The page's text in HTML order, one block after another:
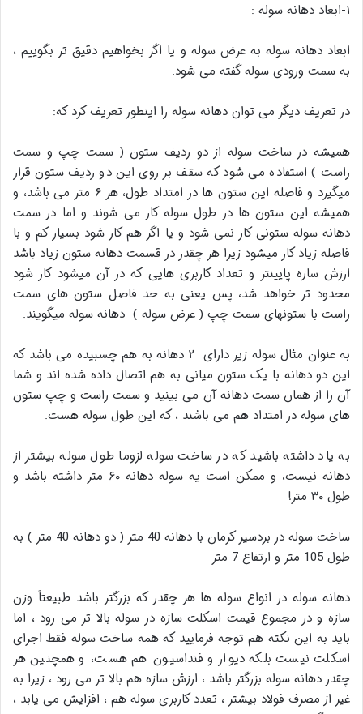
۱-ابعاد دهانه سوله :
ابعاد دهانه سوله به عرض سوله و یا اگر بخواهیم دقیق تر بگوییم ،
به سمت ورودی سوله گفته می شود.
در تعریف دیگر می توان دهانه سوله را اینطور تعریف کرد که:
همیشه در ساخت سوله از دو ردیف ستون ( سمت چپ و سمت
راست ) استفاده می شود که سقف بر روی این دو ردیف ستون قرار
میگیرد و فاصله این ستون ها در امتداد طول، هر ۶ متر می باشد، و
همیشه این ستون ها در طول سوله کار می شوند و اما در سمت
دهانه سوله ستونی کار نمی شود و یا اگر هم کار شود بسیار کم و با
فاصله زیاد کار میشود زیرا هر چقدر در قسمت دهانه ستون زیاد باشد
ارزش سازه پایینتر و تعداد کاربری هایی که در آن میشود کار شود
محدود تر خواهد شد، پس یعنی به حد فاصل ستون های سمت
راست با ستونهای سمت چپ ( عرض سوله ) دهانه سوله میگویند.
به عنوان مثال سوله زیر دارای ۲ دهانه به هم چسبیده می باشد که
این دو دهانه با یک ستون میانی به هم اتصال داده شده اند و شما
آن را از همان سمت دهانه آن می بینید و سمت راست و چپ ستون
های سوله در امتداد هم می باشند ، که این طول سوله هست.
به یاد داشته باشید که در ساخت سوله لزوما طول سوله بیشتر از
دهانه نیست، و ممکن است یه سوله دهانه ۶۰ متر داشته باشد و
طول ۳۰ متر!
ساخت سوله در بردسیر کرمان با دهانه 40 متر ( دو دهانه 40 متر ) به
طول 105 متر و ارتفاع 7 متر
دهانه سوله در انواع سوله ها هر چقدر که بزرگتر باشد طبیعتاً وزن
سازه و در مجموع قیمت اسکلت سازه در سوله بالا تر می رود ، اما
باید به این نکته هم توجه فرمایید که همه ساخت سوله فقط اجرای
اسکلت نیست بلکه دیوار و فنداسیون هم هست، و همچنین هر
چقدر دهانه سوله بزرگتر باشد ، ارزش سازه هم بالا تر می رود ، زیرا به
غیر از مصرف فولاد بیشتر ، تعدد کاربری سوله هم ، افزایش می یابد ،